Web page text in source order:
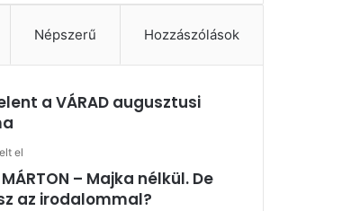
Népszerű Hozzászólások
a VÁRAD augusztusi
el
MÁRTON – Majka nélkül. De
az irodalommal?